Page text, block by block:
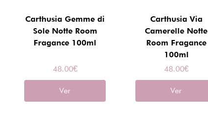
Carthusia Gemme di
Sole Notte Room
Fragance 100ml
48.00€
Ver
Carthusia Via
Camerelle Notte
Room Fragance
100ml
48.00€
Ver